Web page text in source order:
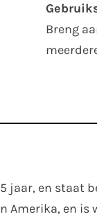
Breng
jaar, en staat
Amerika, en